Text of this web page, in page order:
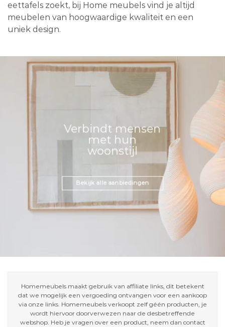
eettafels zoekt, bij Home meubels vind je altijd
meubelen van hoogwaardige kwaliteit en een
uniek design.
Verbindt mensen
met hun
woonstijl
Bekijk alle aanbiedingen
Homemeubels maakt gebruik van affiliate links, dit betekent
dat we mogelijk een vergoeding ontvangen voor een aankoop
via onze links. Homemeubels verkoopt zelf géén producten, je
wordt hiervoor doorverwezen naar de desbetreffende
webshop. Heb je vragen over een product, neem dan contact